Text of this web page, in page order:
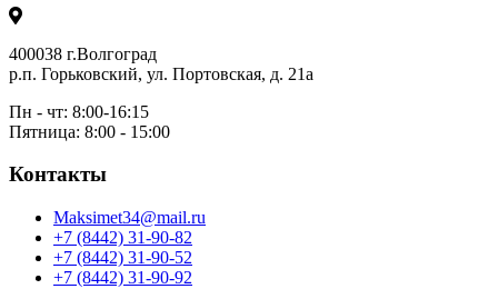
400038 г.Волгоград
р.п. Горьковский, ул. Портовская, д. 21а
Пн - чт: 8:00-16:15
Пятница: 8:00 - 15:00
Контакты
Maksimet34@mail.ru
+7 (8442) 31-90-82
+7 (8442) 31-90-52
+7 (8442) 31-90-92